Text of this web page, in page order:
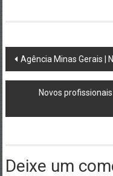
Post
navigation
Agência Minas Gerais |
Novos
Deixe um